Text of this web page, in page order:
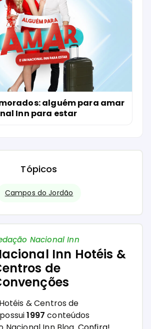
alguém para amar
Inn para estar
Tópicos
Campos do Jordão
Nacional Inn
Inn Hotéis &
de
& Centros de
1997 conteúdos